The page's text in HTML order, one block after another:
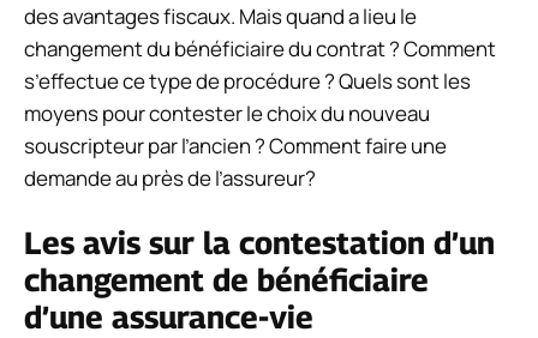
des avantages fiscaux. Mais quand a lieu le
changement du bénéficiaire du contrat ? Comment
s’effectue ce type de procédure ? Quels sont les
moyens pour contester le choix du nouveau
souscripteur par l’ancien ? Comment faire une
demande au près de l’assureur?
Les avis sur la contestation d’un
changement de bénéficiaire
d’une assurance-vie